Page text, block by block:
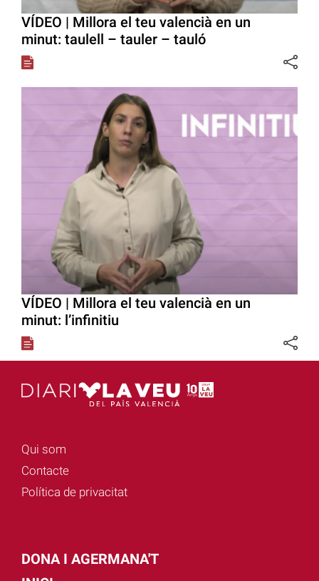
VÍDEO | Millora el teu valencià en un
minut: taulell – tauler – tauló
VÍDEO | Millora el teu valencià en un
minut: l’infinitiu
Qui som
Contacte
Política de privacitat
DONA I AGERMANA'T